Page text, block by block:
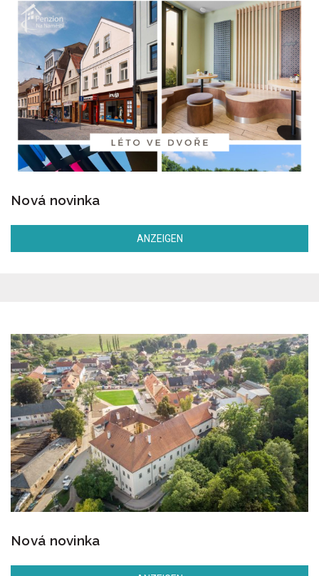
Nová novinka
ANZEIGEN
Nová novinka